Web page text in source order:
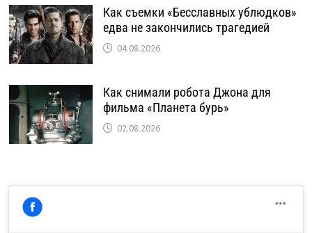
Как съемки «Бесславных ублюдков»
едва не закончились трагедией
04.08.2026
Как снимали робота Джона для
фильма «Планета бурь»
02.08.2026